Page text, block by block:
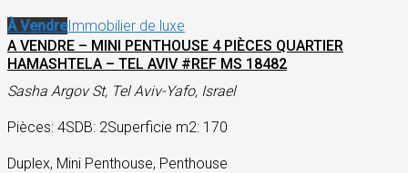
À VendreImmobilier de luxe
A VENDRE – MINI PENTHOUSE 4 PIÈCES QUARTIER
HAMASHTELA – TEL AVIV #REF MS 18482
Sasha Argov St, Tel Aviv-Yafo, Israel
Pièces: 4SDB: 2Superficie m2: 170
Duplex, Mini Penthouse, Penthouse